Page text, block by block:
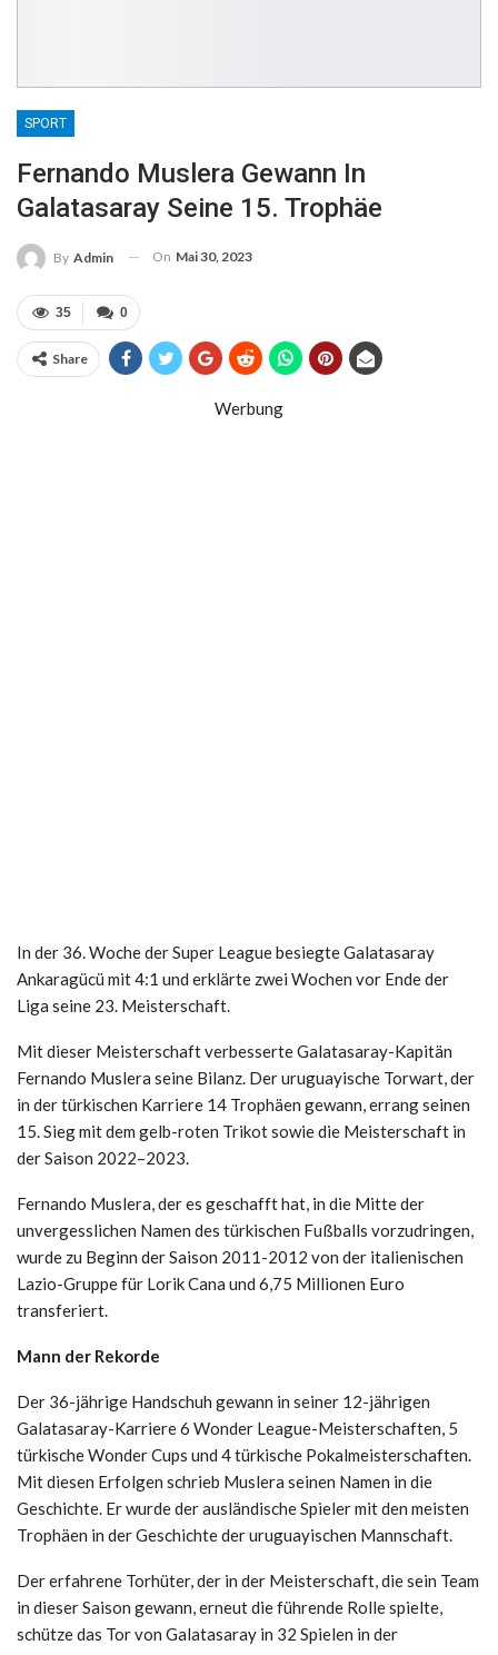
SPORT
Fernando Muslera Gewann In
Galatasaray Seine 15. Trophäe
By Admin On Mai 30, 2023
0
35
Share
Werbung
In der 36. Woche der Super League besiegte Galatasaray
Ankaragücü mit 4:1 und erklärte zwei Wochen vor Ende der
Liga seine 23. Meisterschaft.
Mit dieser Meisterschaft verbesserte Galatasaray-Kapitän
Fernando Muslera seine Bilanz. Der uruguayische Torwart, der
in der türkischen Karriere 14 Trophäen gewann, errang seinen
15. Sieg mit dem gelb-roten Trikot sowie die Meisterschaft in
der Saison 2022–2023.
Fernando Muslera, der es geschafft hat, in die Mitte der
unvergesslichen Namen des türkischen Fußballs vorzudringen,
wurde zu Beginn der Saison 2011-2012 von der italienischen
Lazio-Gruppe für Lorik Cana und 6,75 Millionen Euro
transferiert.
Mann der Rekorde
Der 36-jährige Handschuh gewann in seiner 12-jährigen
Galatasaray-Karriere 6 Wonder League-Meisterschaften, 5
türkische Wonder Cups und 4 türkische Pokalmeisterschaften.
Mit diesen Erfolgen schrieb Muslera seinen Namen in die
Geschichte. Er wurde der ausländische Spieler mit den meisten
Trophäen in der Geschichte der uruguayischen Mannschaft.
Der erfahrene Torhüter, der in der Meisterschaft, die sein Team
in dieser Saison gewann, erneut die führende Rolle spielte,
schütze das Tor von Galatasaray in 32 Spielen in der